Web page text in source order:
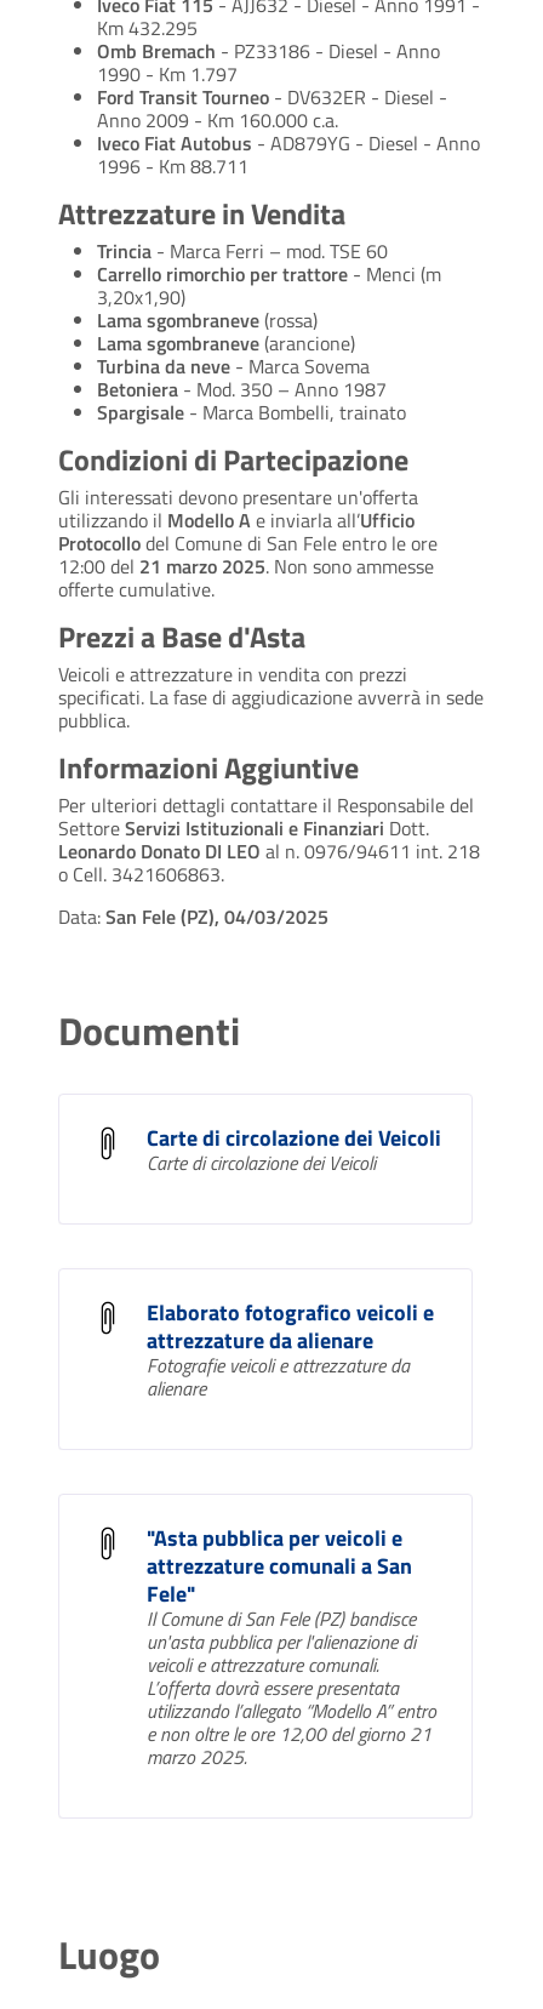
Km 432.295
Omb Bremach - PZ33186 - Diesel - Anno
1990 - Km 1.797
Ford Transit Tourneo - DV632ER - Diesel -
Anno 2009 - Km 160.000 c.a.
Iveco Fiat Autobus - AD879YG - Diesel - Anno
1996 - Km 88.711
Attrezzature in Vendita
Trincia - Marca Ferri – mod. TSE 60
Carrello rimorchio per trattore - Menci (m
3,20x1,90)
Lama sgombraneve(rossa)
Lama sgombraneve(arancione)
Turbina da neve - Marca Sovema
Betoniera - Mod. 350 – Anno 1987
Spargisale - Marca Bombelli, trainato
Condizioni di Partecipazione
Gli interessati devono presentare un'offerta
utilizzando il Modello Ae inviarla all’Ufficio
Protocollodel Comune di San Fele entro le ore
12:00 del 21 marzo 2025. Non sono ammesse
offerte cumulative.
Prezzi a Base d'Asta
Veicoli e attrezzature in vendita con prezzi
specificati. La fase di aggiudicazione avverrà in sede
pubblica.
Informazioni Aggiuntive
Per ulteriori dettagli contattare il Responsabile del
SettoreServizi Istituzionali e Finanziari Dott.
Leonardo Donato DI LEO al n. 0976/94611 int. 218
o Cell. 3421606863.
Data:San Fele (PZ), 04/03/2025
Documenti
Carte di circolazione dei Veicoli
Carte di circolazione dei Veicoli
Elaborato fotografico veicoli e
attrezzature da alienare
Fotografie veicoli e attrezzature da
alienare
"Asta pubblica per veicoli e
attrezzature comunali a San
Fele"
Il Comune di San Fele (PZ) bandisce
un'asta pubblica per l'alienazione di
veicoli e attrezzature comunali.
L’offerta dovrà essere presentata
utilizzando l’allegato “Modello A” entro
e non oltre le ore 12,00 del giorno 21
marzo 2025.
Luogo